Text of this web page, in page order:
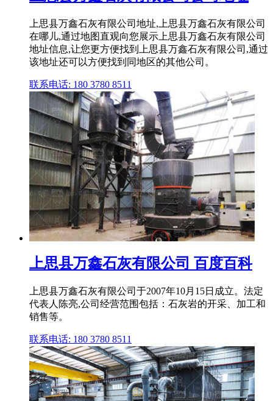
上思县万鑫石灰有限公司地址,上思县万鑫石灰有限公司
在哪儿,通过地图直观向您展示上思县万鑫石灰有限公司
地址信息,让您更方便找到上思县万鑫石灰有限公司,通过
该地址还可以方便找到同地区的其他公司。
联系电话: 180 3780 8511
上思县万鑫石灰有限公司 百度百科
上思县万鑫石灰有限公司于2007年10月15日成立。法定
代表人陈亮,公司经营范围包括：石灰岩的开采、加工和
销售等。
联系电话: 180 3780 8511